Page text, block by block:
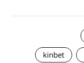
kinbet